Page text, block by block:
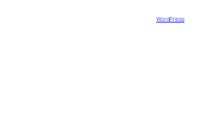
WordPress